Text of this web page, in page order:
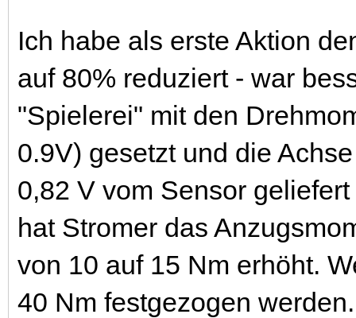
Ich habe als erste Aktion
auf 80% reduziert - war
"Spielerei" mit den
0.9V) gesetzt und die
0,82 V vom Sensor
hat Stromer das
von 10 auf 15 Nm erhöht.
40 Nm festgezogen